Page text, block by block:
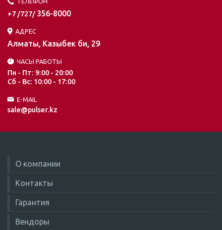
+7 /727/ 356-8000
АДРЕС
Алматы, Казыбек би, 29
ЧАСЫ РАБОТЫ
Пн - Пт: 9:00 - 20:00
Сб - Вс: 10:00 - 17:00
E-MAIL
sale@pulser.kz
О компании
Контакты
Гарантия
Вендоры